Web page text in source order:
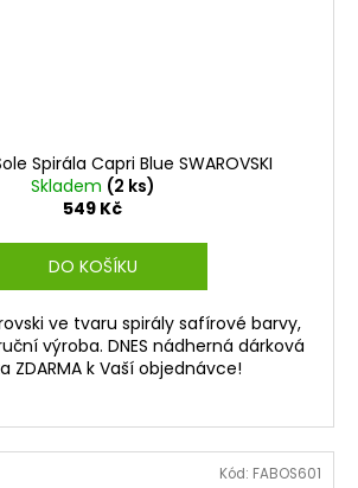
Spirála Capri Blue SWAROVSKI
Skladem (2 ks)
549 Kč
DO KOŠÍKU
ve tvaru spirály safírové barvy,
výroba. DNES nádherná dárková
ZDARMA k Vaší objednávce!
Kód: FABOS601